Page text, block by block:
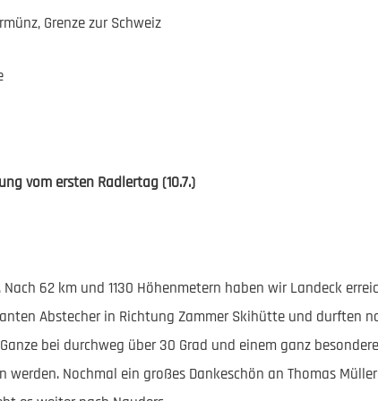
Grenze zur Schweiz
vom ersten Radlertag (10.7.)
62 km und 1130 Höhenmetern haben wir Landeck
Abstecher in Richtung Zammer Skihütte und durften
bei durchweg über 30 Grad und einem ganz
werden. Nochmal ein großes Dankeschön an Thomas